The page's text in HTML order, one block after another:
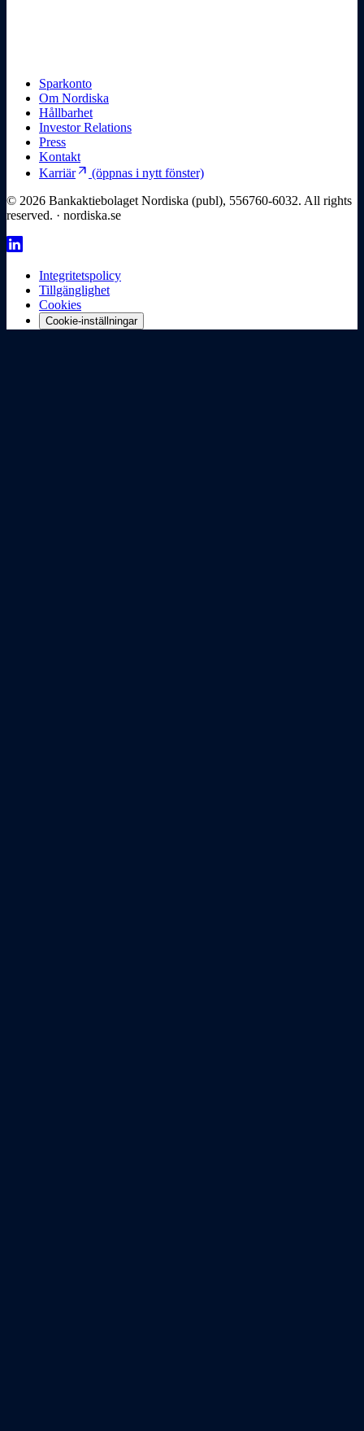
Sparkonto
Om Nordiska
Hållbarhet
Investor Relations
Press
Kontakt
Karriärarrow_outward (öppnas i nytt fönster)
© 2026 Bankaktiebolaget Nordiska (publ), 556760-6032. All rights
reserved. · nordiska.se
Integritetspolicy
Tillgänglighet
Cookies
Cookie-inställningar